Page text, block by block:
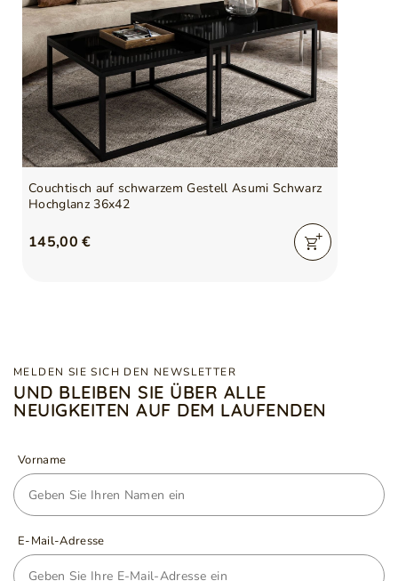
Couchtisch auf schwarzem Gestell Asumi Schwarz
Hochglanz 36x42
145,00 €
MELDEN SIE SICH DEN NEWSLETTER
UND BLEIBEN SIE ÜBER ALLE
NEUIGKEITEN AUF DEM LAUFENDEN
Vorname
E-Mail-Adresse